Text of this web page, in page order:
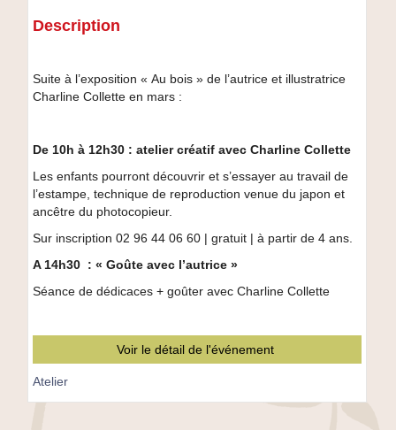
avec
Collette
Description
Suite à l’exposition « Au bois » de l’autrice et illustratrice
Charline Collette en mars :
De 10h à 12h30 : atelier créatif avec Charline Collette
Les enfants pourront découvrir et s’essayer au travail de
l’estampe, technique de reproduction venue du japon et
ancêtre du photocopieur.
Sur inscription 02 96 44 06 60 | gratuit | à partir de 4 ans.
A 14h30 : « Goûte avec l’autrice »
Séance de dédicaces + goûter avec Charline Collette
Voir le détail de l'événement
Atelier